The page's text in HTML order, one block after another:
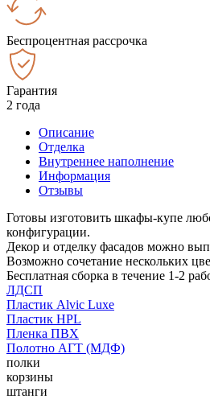
Беспроцентная рассрочка
Гарантия
2 года
Описание
Отделка
Внутреннее наполнение
Информация
Отзывы
Готовы изготовить шкафы-купе
конфигурации.
Декор и отделку фасадов можно
Возможно сочетание нескольких
Бесплатная сборка в течение 1-2
ЛДСП
Пластик Alvic Luxe
Пластик HPL
Пленка ПВХ
Полотно АГТ (МДФ)
полки
корзины
штанги